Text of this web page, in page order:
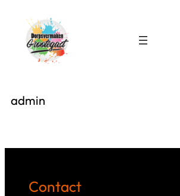
naar
admin
Contact